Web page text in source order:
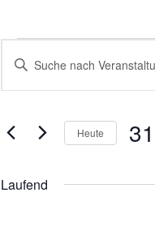
Veranstaltungen
für
31.
August
Veranstaltungen
Suche
und
Ansichten,
Bitte
Schlüsselwort
Veranstaltungen
Schlüsselwort.
Heute
Laufend